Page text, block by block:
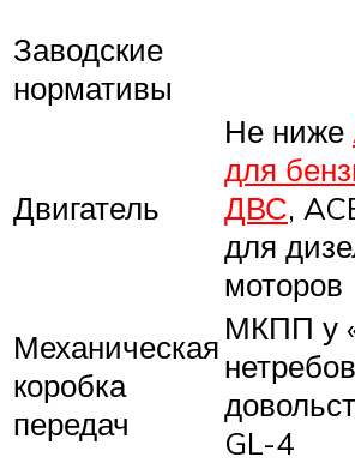
Заводские
нормативы
Двигатель
Не ниже
для
ДВС,
для
моторов
Механическая
коробка
передач
МКПП у
GL-4